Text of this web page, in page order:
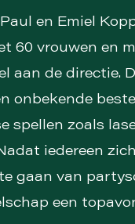
en Emiel
60 vrouwen en
aan de directie.
onbekende
spellen zoals
iedereen
gaan van
een